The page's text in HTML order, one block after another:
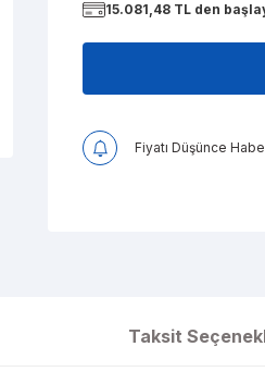
15.081,48 TL den
Fiyatı Düşünce
Taksit